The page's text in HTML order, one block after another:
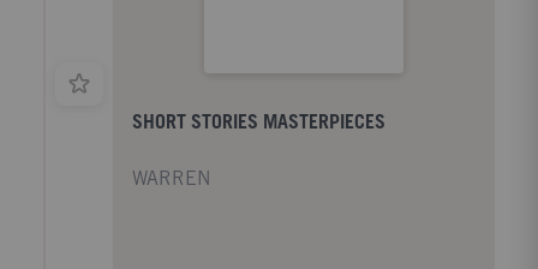
SHORT STORIES MASTERPIECES
WARREN